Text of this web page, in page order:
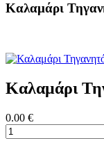
Καλαμάρι
Καλαμάρι
0.00 €